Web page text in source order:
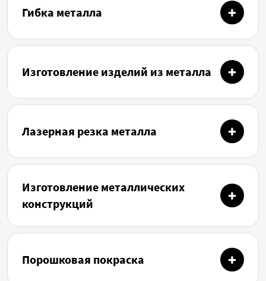
Гибка металла
Изготовление изделий из металла
Лазерная резка металла
Изготовление металлических
конструкций
Порошковая покраска